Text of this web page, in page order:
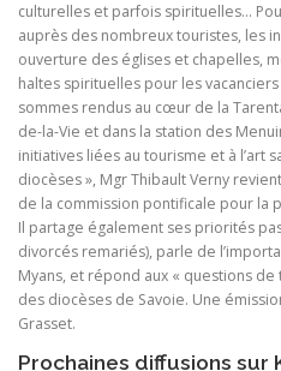
culturelles et parfois spirituelles…
auprès des nombreux touristes, les
ouverture des églises et chapelles,
haltes spirituelles pour les
sommes rendus au cœur de la
de-la-Vie et dans la station des
initiatives liées au tourisme et à l’art
diocèses », Mgr Thibault Verny
de la commission pontificale pour la
Il partage également ses priorités
divorcés remariés), parle de
Myans, et répond aux « questions
des diocèses de Savoie. Une
Grasset.
Prochaines diffusions sur